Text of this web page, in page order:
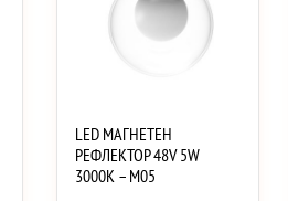
LED МАГНЕТЕН
РЕФЛЕКТОР 48V 5W
3000K – M05